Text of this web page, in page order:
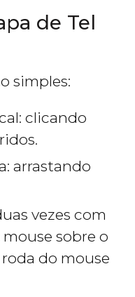
de Tel
simples:
clicando
arrastando
vezes com
sobre o
do mouse